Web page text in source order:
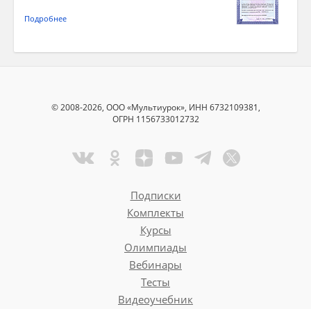
Подробнее
© 2008-2026, ООО «Мультиурок», ИНН 6732109381,
ОГРН 1156733012732
Подписки
Комплекты
Курсы
Олимпиады
Вебинары
Тесты
Видеоучебник